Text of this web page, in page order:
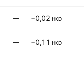
— −0,02 HKD
— −0,11 HKD